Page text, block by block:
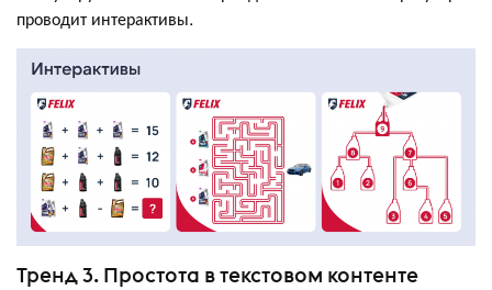
проводит интерактивы.
Тренд 3. Простота в текстовом контенте